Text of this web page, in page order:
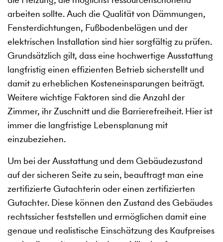
arbeiten sollte. Auch die Qualität von Dämmungen,
Fensterdichtungen, Fußbodenbelägen und der
elektrischen Installation sind hier sorgfältig zu prüfen.
Grundsätzlich gilt, dass eine hochwertige Ausstattung
langfristig einen effizienten Betrieb sicherstellt und
damit zu erheblichen Kosteneinsparungen beiträgt.
Weitere wichtige Faktoren sind die Anzahl der
Zimmer, ihr Zuschnitt und die Barrierefreiheit. Hier ist
immer die langfristige Lebensplanung mit
einzubeziehen.
Um bei der Ausstattung und dem Gebäudezustand
auf der sicheren Seite zu sein, beauftragt man eine
zertifizierte Gutachterin oder einen zertifizierten
Gutachter. Diese können den Zustand des Gebäudes
rechtssicher feststellen und ermöglichen damit eine
genaue und realistische Einschätzung des Kaufpreises